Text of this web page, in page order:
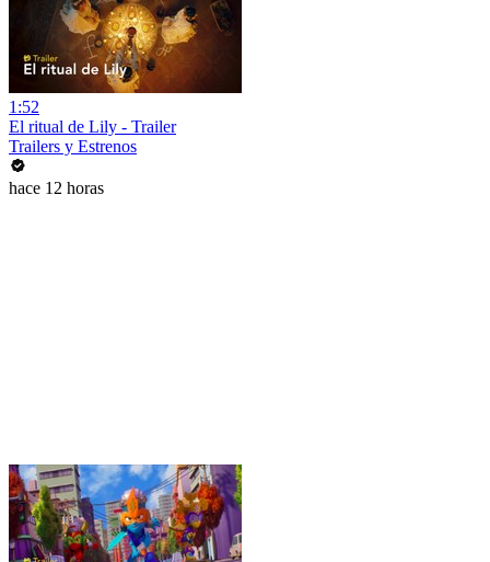
1:52
El ritual de Lily - Trailer
Trailers y Estrenos
hace 12 horas